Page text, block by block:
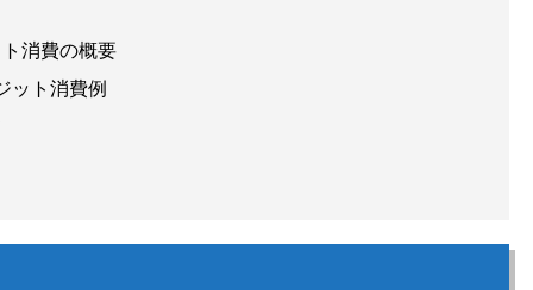
消費の概要
ット消費例